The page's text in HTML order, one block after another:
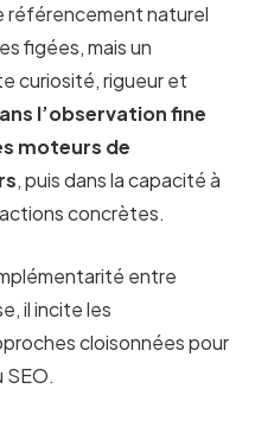
référencement naturel
figées, mais un
curiosité, rigueur et
l’observation fine
moteurs de
, puis dans la capacité à
concrètes.
entre
il incite les
cloisonnées pour
SEO.